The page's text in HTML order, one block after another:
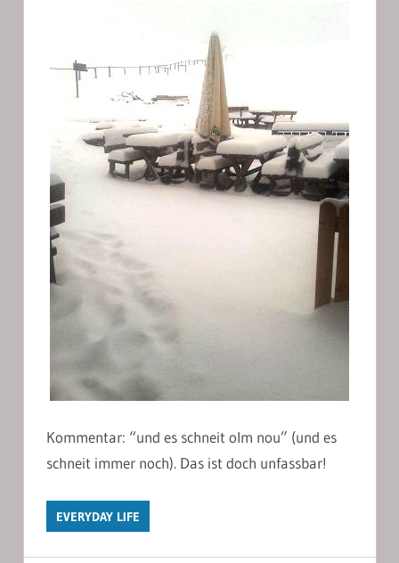
Kommentar: “und es schneit olm nou” (und es
schneit immer noch). Das ist doch unfassbar!
EVERYDAY LIFE